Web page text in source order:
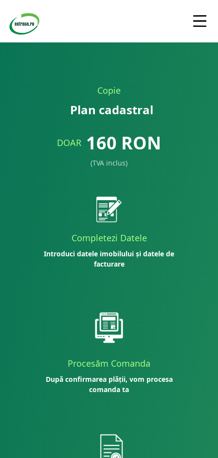
Copie
Plan cadastral
DOAR 160 RON
(TVA inclus)
Completezi Datele
Introduci datele imobilului și datele de
facturare
Procesăm Comanda
După confirmarea plății, vom procesa
comanda ta